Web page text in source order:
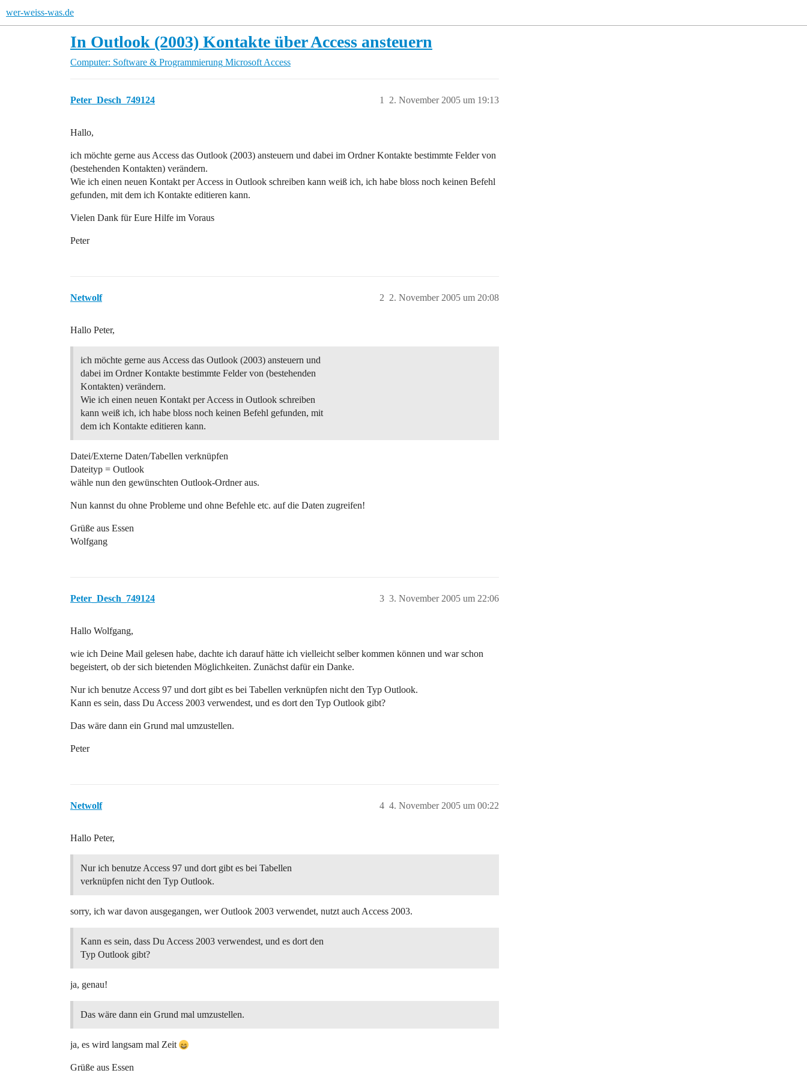
wer-weiss-was.de
In Outlook (2003) Kontakte über Access ansteuern
Computer: Software & Programmierung Microsoft Access
Peter_Desch_749124 2. November 2005 um 19:13
1
Hallo,
ich möchte gerne aus Access das Outlook (2003) ansteuern und dabei im Ordner Kontakte bestimmte Felder von
(bestehenden Kontakten) verändern.
Wie ich einen neuen Kontakt per Access in Outlook schreiben kann weiß ich, ich habe bloss noch keinen Befehl
gefunden, mit dem ich Kontakte editieren kann.
Vielen Dank für Eure Hilfe im Voraus
Peter
Netwolf 2. November 2005 um 20:08
2
Hallo Peter,
ich möchte gerne aus Access das Outlook (2003) ansteuern und
dabei im Ordner Kontakte bestimmte Felder von (bestehenden
Kontakten) verändern.
Wie ich einen neuen Kontakt per Access in Outlook schreiben
kann weiß ich, ich habe bloss noch keinen Befehl gefunden, mit
dem ich Kontakte editieren kann.
Datei/Externe Daten/Tabellen verknüpfen
Dateityp = Outlook
wähle nun den gewünschten Outlook-Ordner aus.
Nun kannst du ohne Probleme und ohne Befehle etc. auf die Daten zugreifen!
Grüße aus Essen
Wolfgang
Peter_Desch_749124 3. November 2005 um 22:06
3
Hallo Wolfgang,
wie ich Deine Mail gelesen habe, dachte ich darauf hätte ich vielleicht selber kommen können und war schon
begeistert, ob der sich bietenden Möglichkeiten. Zunächst dafür ein Danke.
Nur ich benutze Access 97 und dort gibt es bei Tabellen verknüpfen nicht den Typ Outlook.
Kann es sein, dass Du Access 2003 verwendest, und es dort den Typ Outlook gibt?
Das wäre dann ein Grund mal umzustellen.
Peter
Netwolf 4. November 2005 um 00:22
4
Hallo Peter,
Nur ich benutze Access 97 und dort gibt es bei Tabellen
verknüpfen nicht den Typ Outlook.
sorry, ich war davon ausgegangen, wer Outlook 2003 verwendet, nutzt auch Access 2003.
Kann es sein, dass Du Access 2003 verwendest, und es dort den
Typ Outlook gibt?
ja, genau!
Das wäre dann ein Grund mal umzustellen.
ja, es wird langsam mal Zeit
Grüße aus Essen